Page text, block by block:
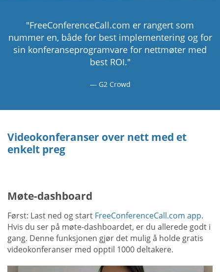
"FreeConferenceCall.com er rangert som
nummer en, både for best implementering og for
sin konferanseprogramvare for nettmøter med
best ROI."
G2 Crowd
Videokonferanser over nett med et
enkelt preg
Møte-dashboard
Først: Last ned og start FreeConferenceCall.com app.
Hvis du ser på møte-dashboardet, er du allerede godt i
gang. Denne funksjonen gjør det mulig å holde gratis
videokonferanser med opptil 1000 deltakere.